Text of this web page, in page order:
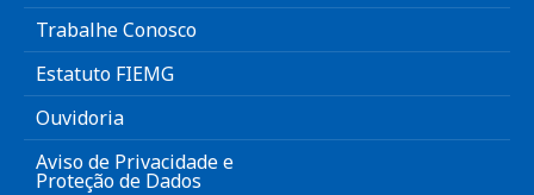
Trabalhe Conosco
Estatuto FIEMG
Ouvidoria
Aviso de Privacidade e
Proteção de Dados